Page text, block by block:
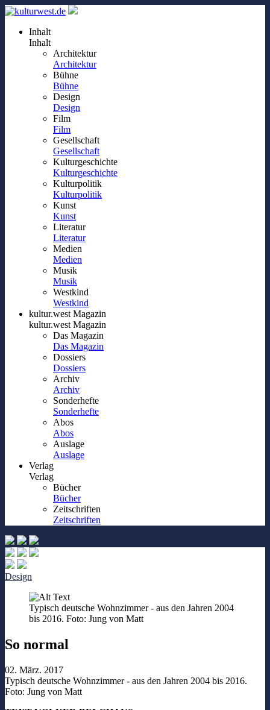
Inhalt
Inhalt
Architektur
Architektur
Bühne
Bühne
Design
Design
Film
Film
Gesellschaft
Gesellschaft
Kulturgeschichte
Kulturgeschichte
Kulturpolitik
Kulturpolitik
Kunst
Kunst
Literatur
Literatur
Medien
Medien
Musik
Musik
Westkind
Westkind
kultur.west Magazin
kultur.west Magazin
Das Magazin
Das Magazin
Dossiers
Dossiers
Archiv
Archiv
Sonderhefte
Sonderhefte
Abos
Abos
Auslage
Auslage
Verlag
Verlag
Bücher
Bücher
Zeitschriften
Zeitschriften
Design
Typisch deutsche Wohnzimmer - aus den Jahren 2004
bis 2016. Foto: Jung von Matt
So normal
02. März. 2017
Typisch deutsche Wohnzimmer - aus den Jahren 2004 bis 2016.
Foto: Jung von Matt